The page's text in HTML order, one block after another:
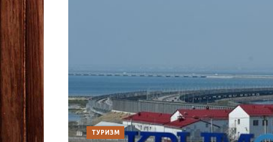
ТУРИЗМ